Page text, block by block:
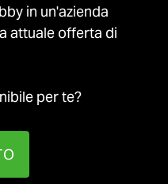
DIFFUSE
in un'azienda
attuale offerta di
per te?